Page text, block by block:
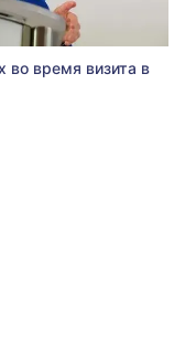
во время визита в